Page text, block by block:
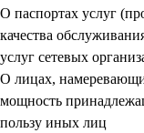
О паспортах услуг
качества
услуг сетевых
О лицах,
мощность
пользу иных лиц